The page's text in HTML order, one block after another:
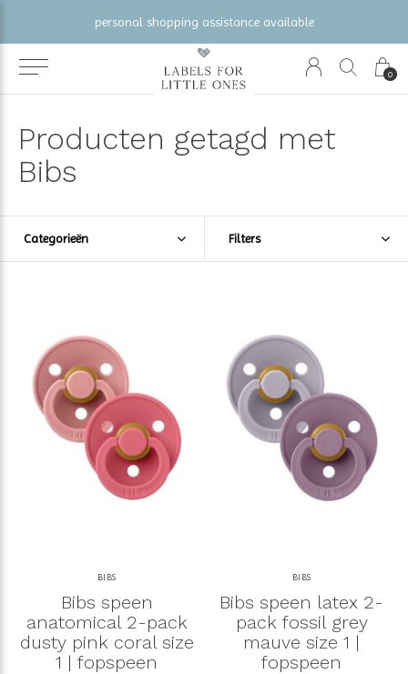
0
personal shopping assistance available
Producten getagd met
Bibs
Categorieën Filters
BIBS
Bibs speen
anatomical 2-pack
dusty pink coral size
1 | fopspeen
BIBS
Bibs speen latex 2-
pack fossil grey
mauve size 1 |
fopspeen